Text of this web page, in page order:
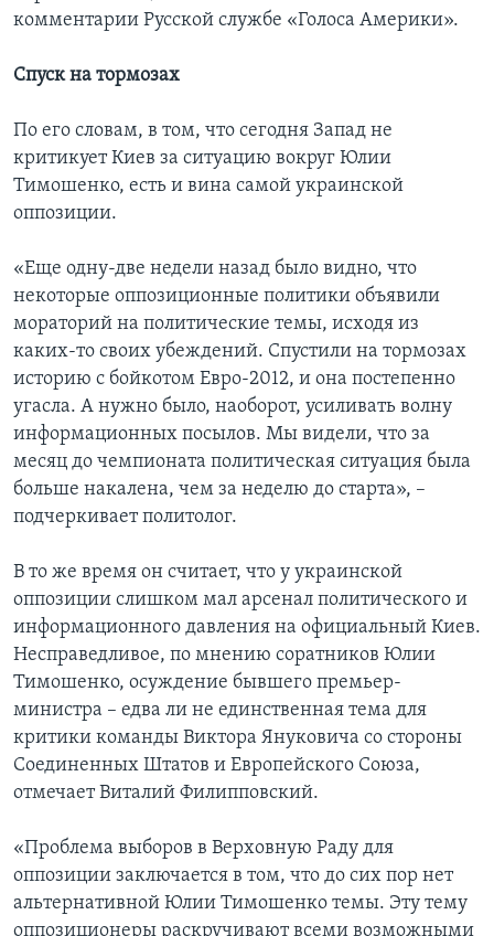
комментарии Русской службе «Голоса Америки».
Спуск на тормозах
По его словам, в том, что сегодня Запад не
критикует Киев за ситуацию вокруг Юлии
Тимошенко, есть и вина самой украинской
оппозиции.
«Еще одну-две недели назад было видно, что
некоторые оппозиционные политики объявили
мораторий на политические темы, исходя из
каких-то своих убеждений. Спустили на тормозах
историю с бойкотом Евро-2012, и она постепенно
угасла. А нужно было, наоборот, усиливать волну
информационных посылов. Мы видели, что за
месяц до чемпионата политическая ситуация была
больше накалена, чем за неделю до старта», –
подчеркивает политолог.
В то же время он считает, что у украинской
оппозиции слишком мал арсенал политического и
информационного давления на официальный Киев.
Несправедливое, по мнению соратников Юлии
Тимошенко, осуждение бывшего премьер-
министра – едва ли не единственная тема для
критики команды Виктора Януковича со стороны
Соединенных Штатов и Европейского Союза,
отмечает Виталий Филипповский.
«Проблема выборов в Верховную Раду для
оппозиции заключается в том, что до сих пор нет
альтернативной Юлии Тимошенко темы. Эту тему
оппозиционеры раскручивают всеми возможными